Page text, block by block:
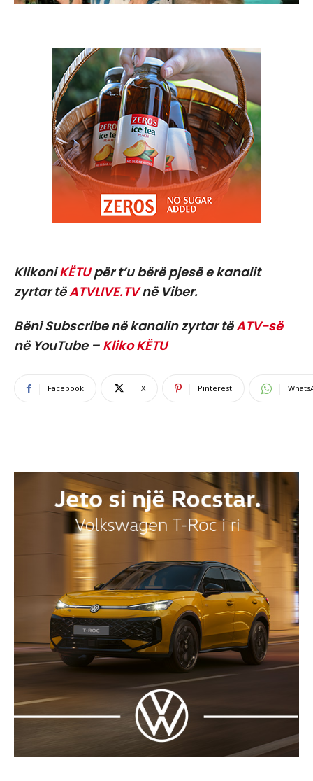
KlikoniKËTUpër t’u bërë pjesë e kanalit
zyrtar tëATVLIVE.TVnë Viber.
Bëni Subscribe në kanalin zyrtar tëATV-së
në YouTube – Kliko KËTU
Facebook X Pinterest